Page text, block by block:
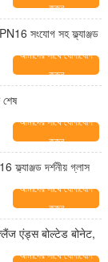
করুন
সংযোগ সহ ফ্ল্যাঞ্জড
আমাদের সাথে যোগাযোগ
করুন
শেষ
আমাদের সাথে যোগাযোগ
করুন
দর্শনীয় গ্লাস
আমাদের সাথে যোগাযোগ
করুন
एंड्स बोल्टेड बोनेट,
আমাদের সাথে যোগাযোগ